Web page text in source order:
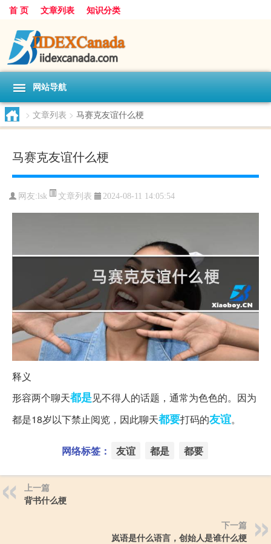
首 页 文章列表 知识分类
网站导航
> 文章列表 > 马赛克友谊什么梗
马赛克友谊什么梗
网友: lsk 文章列表 2024-08-11 14:05:54
释义
形‌‌‌‌‌‌‌‌‌‌容两个聊天都是见不得人的话题，通常为色色的。因为
都是18岁以下禁止阅览，因此聊天都要打码的友谊。
网络标签： 友谊 都是 都要
上一篇
背书什么梗
下一篇
岚语是什么语言，创始人是谁什么梗